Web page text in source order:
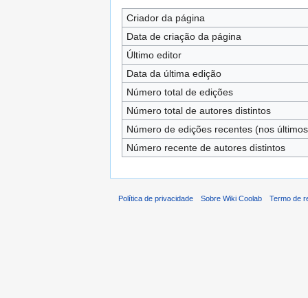
Criador da página
Data de criação da página
Último editor
Data da última edição
Número total de edições
Número total de autores distintos
Número de edições recentes (nos
Número recente de autores distintos
Política de privacidade Sobre Wiki Coolab Termo de